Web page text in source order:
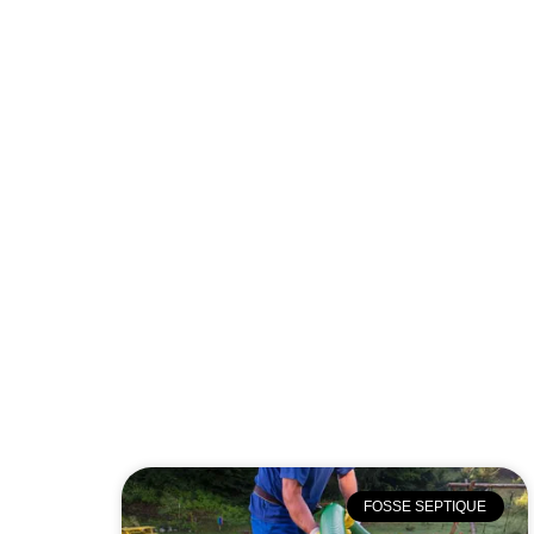
FOSSE SEPTIQUE